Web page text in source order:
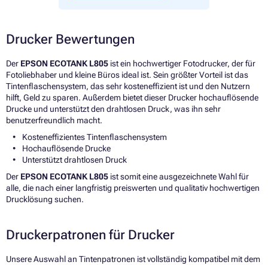
Drucker Bewertungen
Der EPSON ECOTANK L805 ist ein hochwertiger Fotodrucker, der für
Fotoliebhaber und kleine Büros ideal ist. Sein größter Vorteil ist das
Tintenflaschensystem, das sehr kosteneffizient ist und den Nutzern
hilft, Geld zu sparen. Außerdem bietet dieser Drucker hochauflösende
Drucke und unterstützt den drahtlosen Druck, was ihn sehr
benutzerfreundlich macht.
Kosteneffizientes Tintenflaschensystem
Hochauflösende Drucke
Unterstützt drahtlosen Druck
Der EPSON ECOTANK L805 ist somit eine ausgezeichnete Wahl für
alle, die nach einer langfristig preiswerten und qualitativ hochwertigen
Drucklösung suchen.
Druckerpatronen für Drucker
Unsere Auswahl an Tintenpatronen ist vollständig kompatibel mit dem